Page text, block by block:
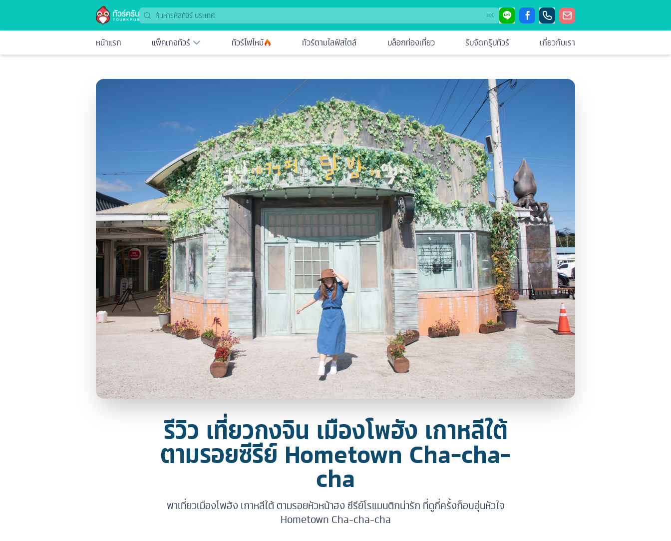
⌘K
หน้าแรก แพ็คเกจทัวร์ ทัวร์ไฟไหม้ ทัวร์ตามไลฟ์สไตล์ บล็อกท่องเที่ยว รับจัดกรุ๊ปทัวร์ เกี่ยวกับเรา
รีวิว เที่ยวกงจิน เมืองโพฮัง เกาหลีใต้
ตามรอยซีรีย์ Hometown Cha-cha-
cha
พาเที่ยวเมืองโพฮัง เกาหลีใต้ ตามรอยหัวหน้าฮง ซีรีย์โรแมนติกน่ารัก ที่ดูกี่ครั้งก็อบอุ่นหัวใจ
Hometown Cha-cha-cha